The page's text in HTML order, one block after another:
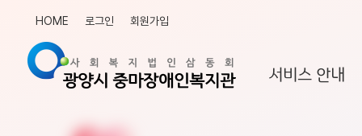
HOME 로그인 회원가입
서비스 안내